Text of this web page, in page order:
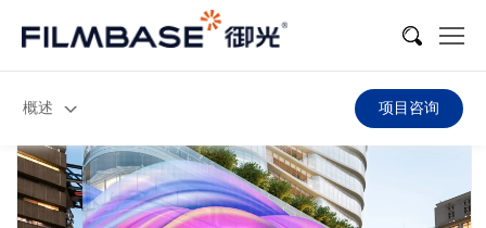
概述 项目咨询